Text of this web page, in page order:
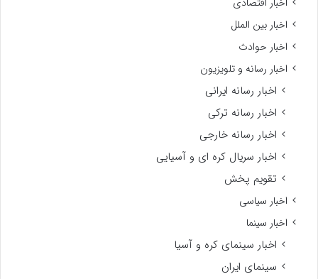
اخبار بین الملل
اخبار حوادث
اخبار رسانه و تلویزیون
اخبار رسانه ایرانی
اخبار رسانه ترکی
اخبار رسانه خارجی
اخبار سریال کره ای و آسیایی
تقویم پخش
اخبار سیاسی
اخبار سینما
اخبار سینمای کره و آسیا
سینمای ایران